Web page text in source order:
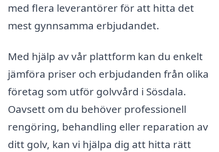
med flera leverantörer för att hitta det
mest gynnsamma erbjudandet.
Med hjälp av vår plattform kan du enkelt
jämföra priser och erbjudanden från olika
företag som utför golvvård i Sösdala.
Oavsett om du behöver professionell
rengöring, behandling eller reparation av
ditt golv, kan vi hjälpa dig att hitta rätt